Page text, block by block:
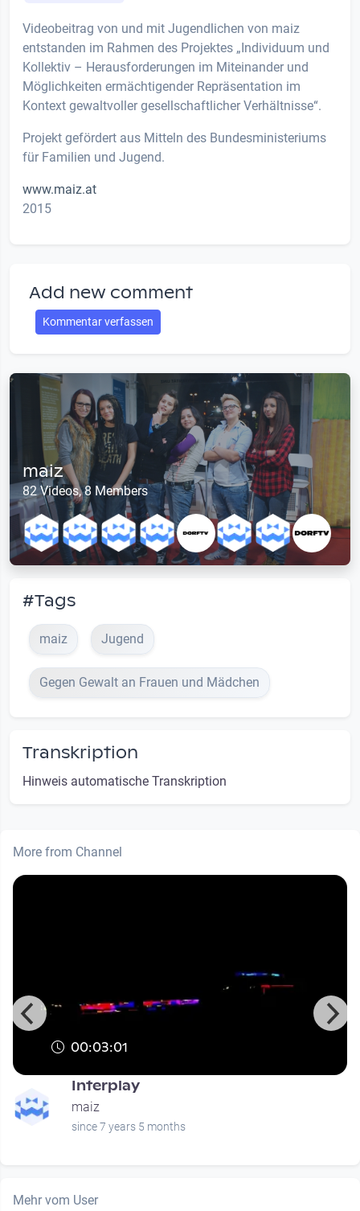
Videobeitrag von und mit Jugendlichen von maiz
entstanden im Rahmen des Projektes „Individuum und
Kollektiv – Herausforderungen im Miteinander und
Möglichkeiten ermächtigender Repräsentation im
Kontext gewaltvoller gesellschaftlicher Verhältnisse“.
Projekt gefördert aus Mitteln des Bundesministeriums
für Familien und Jugend.
www.maiz.at
2015
Add new comment
Kommentar verfassen
maiz
82 Videos, 8 Members
#Tags
maiz Jugend
Gegen Gewalt an Frauen und Mädchen
Transkription
Hinweis automatische Transkription
More from Channel
00:03:01
Interplay
maiz
since 7 years 5 months
Mehr vom User